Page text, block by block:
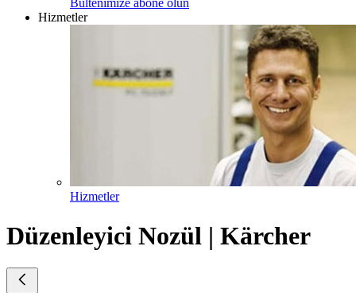
Bültenimize abone olun
Hizmetler
Hizmetler
Düzenleyici Nozül | Kärcher